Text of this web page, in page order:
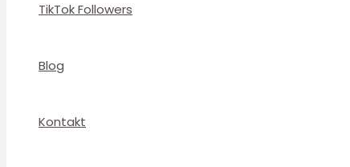
TikTok Followers
Blog
Kontakt